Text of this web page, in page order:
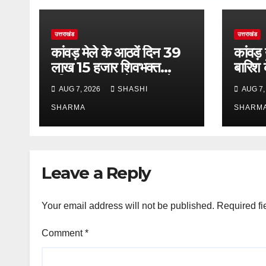
उत्तराखंड
कांवड़ मेले के आठवें दिन 39
लाख 15 हजार शिवभक्त
पवित्र गंगाजल लेकर अपने
गंतव्य की ओर हुए रवाना
AUG 7, 2026 SHASHI
SHARMA
उत्तराखंड
कांवड़
भ्रमण,
लिया
AUG
Leave a Reply
Your email address will not be published. Required
Comment*